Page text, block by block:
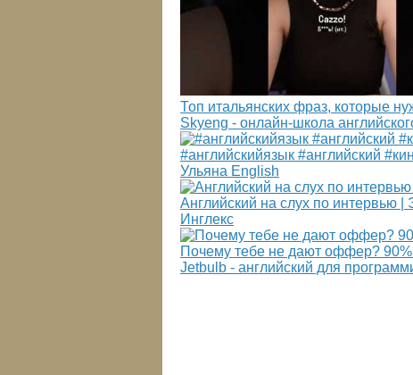
Топ итальянских фраз, которые
Skyeng - онлайн-школа
#английскийязык #английский
Ульяна English
Английский на слух по интервью
Инглекс
Почему тебе не дают оффер? 90%
Jetbulb - английский для